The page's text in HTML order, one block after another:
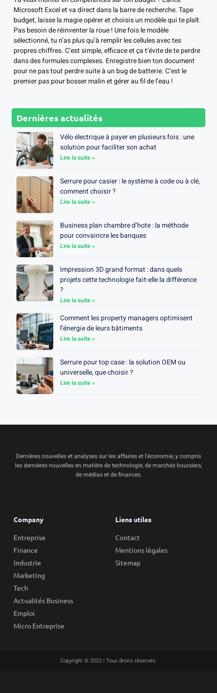
Microsoft Excel et va direct dans la barre de recherche. Tape
budget, laisse la magie opérer et choisis un modèle qui te plaît.
Pas besoin de réinventer la roue ! Une fois le modèle
sélectionné, tu n’as plus qu’à remplir les cellules avec tes
propres chiffres. C’est simple, efficace et ça t’évite de te perdre
dans des formules complexes. Enregistre bien ton document
pour ne pas tout perdre suite à un bug de batterie. C’est le
premier pas pour bosser malin et gérer au fil de l’eau !
Dernières actualités
Vélo électrique à payer en plusieurs fois : une
solution pour faciliter son achat
Lire la suite »
Serrure pour casier : le système à code ou à clé,
comment choisir ?
Lire la suite »
Business plan chambre d’hote : la méthode
pour convaincre les banques
Lire la suite »
Impression 3D grand format : dans quels
projets cette technologie fait-elle la différence
?
Lire la suite »
Comment les property managers optimisent
l’énergie de leurs bâtiments
Lire la suite »
Serrure pour top case : la solution OEM ou
universelle, que choisir ?
Lire la suite »
Dernières nouvelles et analyses sur les affaires et l’économie, y compris
les dernières nouvelles en matière de technologie, de marchés boursiers,
de médias et de finances.
Company
Entreprise
Finance
Industrie
Marketing
Tech
Actualités Business
Emploi
Micro Entreprise
Liens utiles
Contact
Mentions légales
Sitemap
Copyright © 2022 | Tous droits réservés.